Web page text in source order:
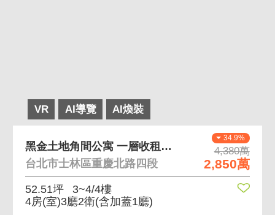
VR AI導覽 AI煥裝
34.9%
4,380萬
2,850萬
黑金土地角間公寓 一層收租一層自住-自用置產皆宜
台北市士林區重慶北路四段
52.51坪
3~4/4樓
4房(室)3廳2衛(含加蓋1廳)